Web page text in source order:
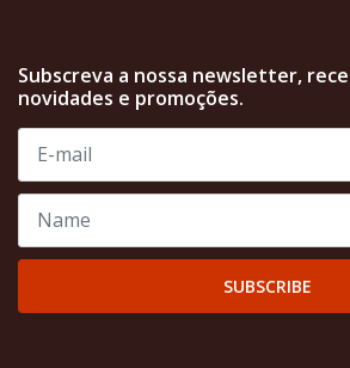
Subscreva a nossa newsletter,
novidades e promoções.
SUBSCRIBE